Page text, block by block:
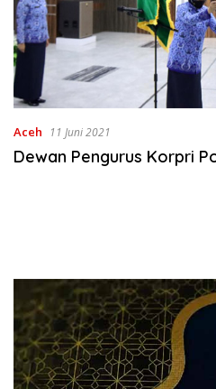
Aceh 11 Juni 2021
Dewan Pengurus Korpri